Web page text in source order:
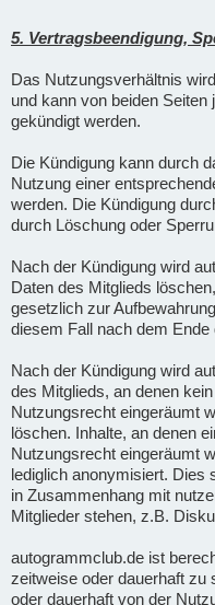
5. Vertragsbeendigung,
Das Nutzungsverhältnis
und kann von beiden
gekündigt werden.
Die Kündigung kann durch
Nutzung einer
werden. Die Kündigung
durch Löschung oder
Nach der Kündigung wird
Daten des Mitglieds
gesetzlich zur
diesem Fall nach dem
Nach der Kündigung wird
des Mitglieds, an denen
Nutzungsrecht eingeräumt
löschen. Inhalte, an denen
Nutzungsrecht eingeräumt
lediglich anonymisiert. Dies
in Zusammenhang mit
Mitglieder stehen, z.B.
autogrammclub.de ist
zeitweise oder dauerhaft zu
oder dauerhaft von der